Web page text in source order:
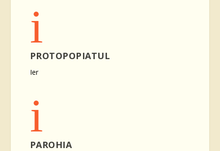
i
PROTOPOPIATUL
Ier
i
PAROHIA